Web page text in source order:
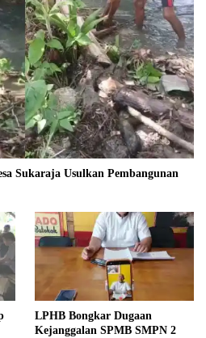
Sukaraja Usulkan Pembangunan
LPHB Bongkar Dugaan
Kejanggalan SPMB SMPN 2